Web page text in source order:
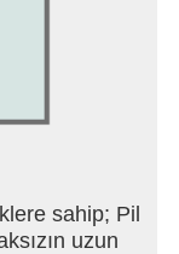
sahip; Pil
uzun